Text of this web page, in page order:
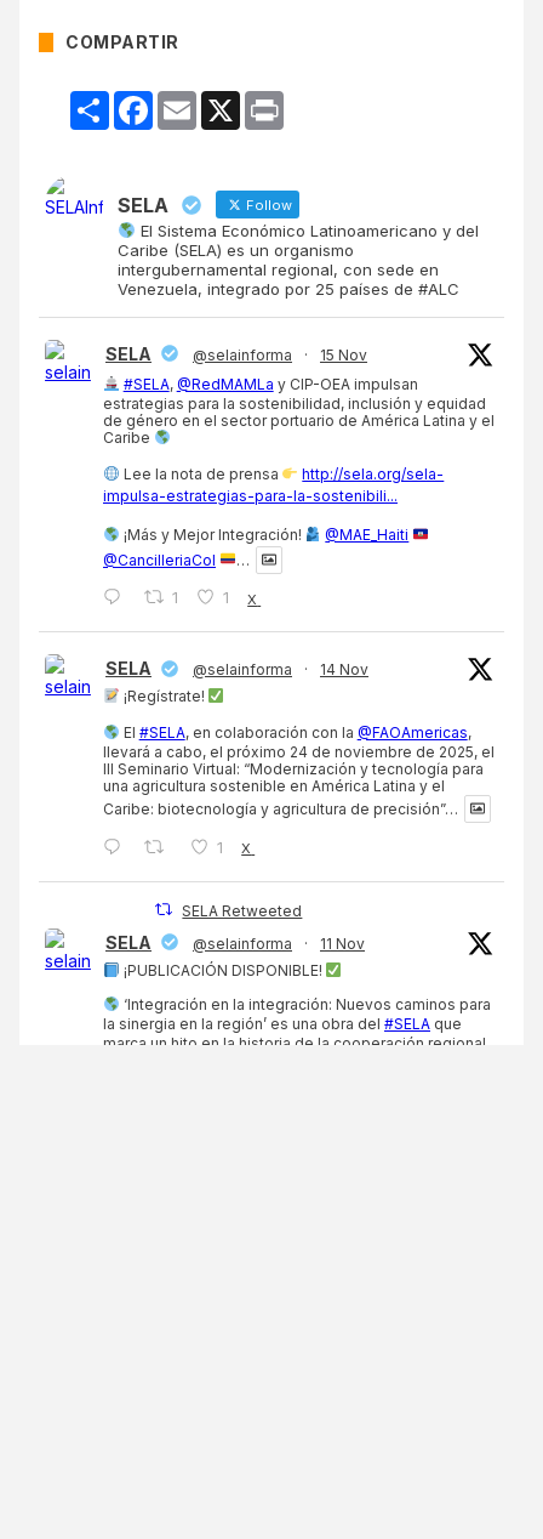
COMPARTIR
CompartirFacebook
Email X
SELA Follow
El Sistema Económico Latinoamericano y del
Caribe (SELA) es un organismo
intergubernamental regional, con sede en
Venezuela, integrado por 25 países de #ALC
SELA @selainforma ·
15 Nov
#SELA, @RedMAMLa y CIP-OEA impulsan
estrategias para la sostenibilidad, inclusión y equidad
de género en el sector portuario de América Latina y el
Caribe
Lee la nota de prensa
http://sela.org/sela-
impulsa-estrategias-para-la-sostenibili...
¡Más y Mejor Integración!
@MAE_Haiti
@CancilleriaCol
…
1 1 X
SELA @selainforma ·
14 Nov
¡Regístrate!
El #SELA, en colaboración con la @FAOAmericas,
llevará a cabo, el próximo 24 de noviembre de 2025, el
III Seminario Virtual: “Modernización y tecnología para
una agricultura sostenible en América Latina y el
Caribe: biotecnología y agricultura de precisión”…
1 X
SELA Retweeted
SELA @selainforma ·
11 Nov
¡PUBLICACIÓN DISPONIBLE!
‘Integración en la integración: Nuevos caminos para
la sinergia en la región’ es una obra del #SELA que
marca un hito en la historia de la cooperación regional